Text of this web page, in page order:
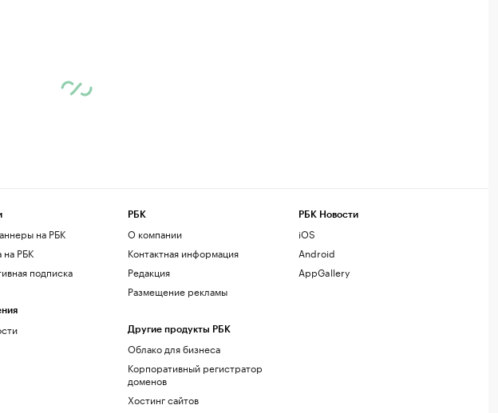
на РБК
на РБК
подписка
РБК
О компании
Контактная информация
Редакция
Размещение рекламы
Другие продукты РБК
Облако для бизнеса
Корпоративный регистратор
доменов
Хостинг сайтов
РБК Новости
iOS
Android
AppGallery